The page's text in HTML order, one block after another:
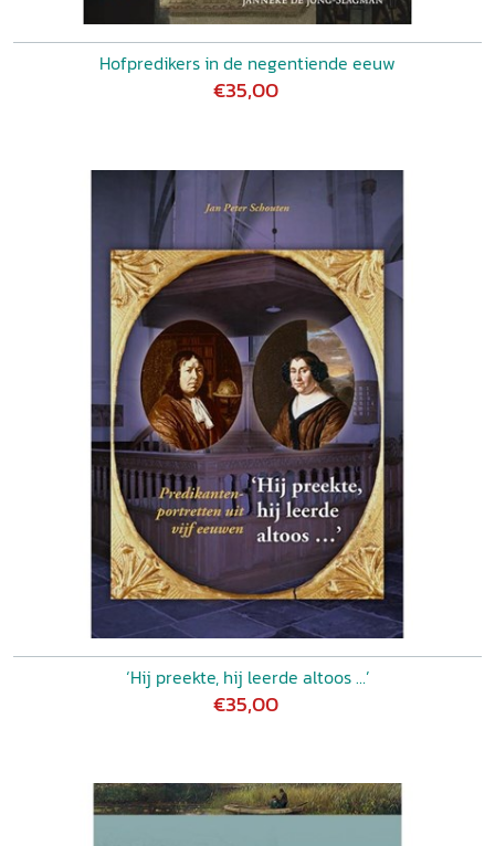
Hofpredikers in de negentiende eeuw
€35,00
‘Hij preekte, hij leerde altoos …’
€35,00